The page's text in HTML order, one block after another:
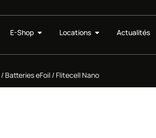
E-Shop Locations Actualités
/ Batteries eFoil / Flitecell Nano